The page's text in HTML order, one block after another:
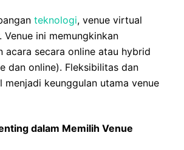
teknologi, venue virtual
Venue ini memungkinkan
acara secara online atau hybrid
dan online). Fleksibilitas dan
menjadi keunggulan utama venue
dalam Memilih Venue